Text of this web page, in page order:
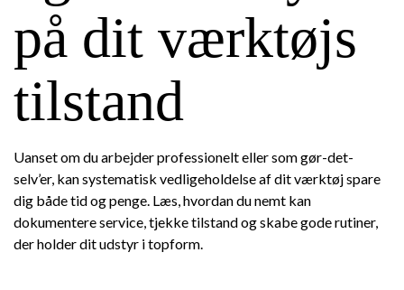
på dit værktøjs
tilstand
Uanset om du arbejder professionelt eller som gør-det-
selv’er, kan systematisk vedligeholdelse af dit værktøj spare
dig både tid og penge. Læs, hvordan du nemt kan
dokumentere service, tjekke tilstand og skabe gode rutiner,
der holder dit udstyr i topform.